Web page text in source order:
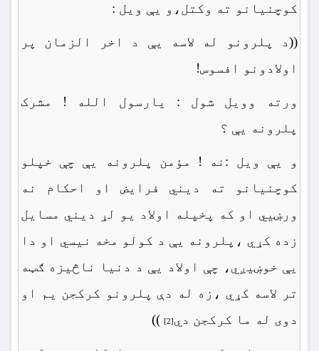
کوچنیانو ته وکتل،و یې ویل :
((د پلرونو له لاسه یې د اخر الزمان پر
اولادونو افسوس!
ورته وویل شول : یارسول الله ! مشرک
پلرونه یې ؟
و یې ویل :نه ! مؤمن پلرونه یې چې خپلو
کوچنیانو ته دیني فرایض او احکام نه
ورښیي او که پخپله اولاد یو لړ دیني مسایل
زده کړي ،پلرونه یې د کولو مخه نیسي او دا
یې خوښیږي، چې اولاد یې د دنیا ناڅیزه ګټه
تر لاسه کړي ،زه له دې پلرونو کرکجن یم او
دوی له ما کرکجن دي[2]
))